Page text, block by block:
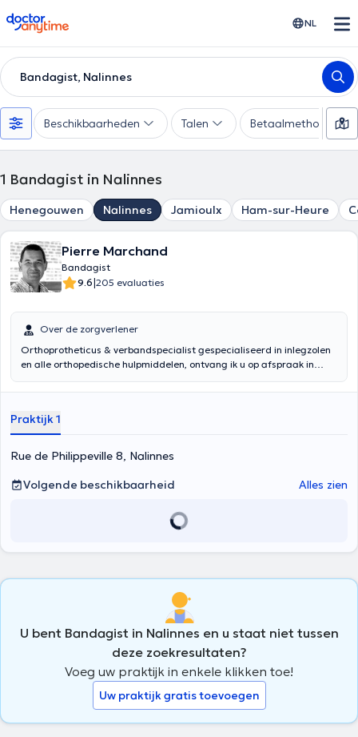
doctoranytime NL
Bandagist, Nalinnes
Beschikbaarheden Talen Betaalmethode
1 Bandagist in Nalinnes
Henegouwen Nalinnes Jamioulx Ham-sur-Heure
Pierre Marchand
Bandagist
9.6|205 evaluaties
Over de zorgverlener
Orthoprotheticus & verbandspecialist gespecialiseerd in inlegzolen
en alle orthopedische hulpmiddelen, ontvang ik u op afspraak in
door alle verzekeringen en mutualiteiten en meer dan 30 jaar
eigen werkplaats vervaardigd. We verwelkomen u ook in onze twee
winkels: in Enghien en Soignies. Voor vragen, aarzel niet om contact
op te nemen met ons team op 02 / 397.06.50.
Praktijk 1
Rue de Philippeville 8, Nalinnes
Volgende beschikbaarheid
Alles zien
U bent Bandagist in Nalinnes en u staat niet tussen
deze zoekresultaten?
Voeg uw praktijk in enkele klikken toe!
Uw praktijk gratis toevoegen